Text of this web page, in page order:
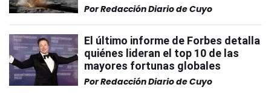
PorRedacción Diario de Cuyo
El último informe de Forbes detalla
quiénes lideran el top 10 de las
mayores fortunas globales
PorRedacción Diario de Cuyo